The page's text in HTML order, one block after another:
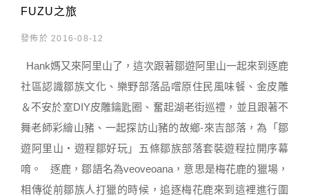
FUZU之旅
發佈於 2016-08-12
Hank媽又來阿里山了，這次跟著鄒遊阿里山一起來到逐鹿
社區認識鄒族文化、樂野部落品嚐原住民風味餐、金皮雕
＆不安於室DIY皮雕鑰匙圈、奮起湖老街巡禮，並且跟著不
舞老師彩繪山豬、一起探訪山豬的故鄉-來吉部落，為「鄒
遊阿里山‧遊程鄒好玩」五條鄒族部落套裝遊程拉開序幕
唷。 逐鹿，鄒語名為veoveoana，意思是梅花鹿的獵場，
相傳從前鄒族人打獵的時候，追逐梅花鹿來到這裡進行圍